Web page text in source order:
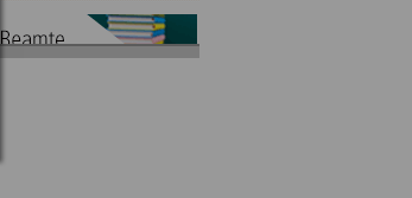
Bund und Ländern